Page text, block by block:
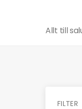
Allt till
FILTER